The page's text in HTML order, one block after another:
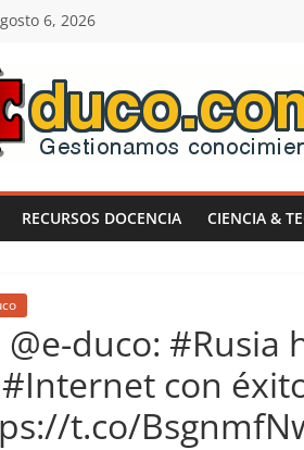
6, 2026
RECURSOS DOCENCIA CIENCIA &
@e-duco: #Rusia
con
t.co/